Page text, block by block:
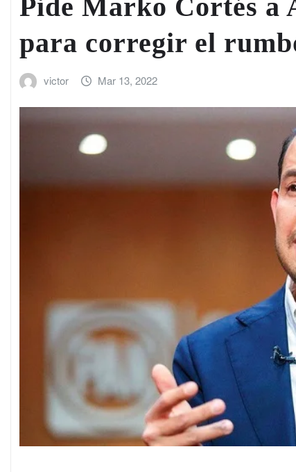
Pide Marko Cortés a
para corregir el
victor Mar 13, 2022